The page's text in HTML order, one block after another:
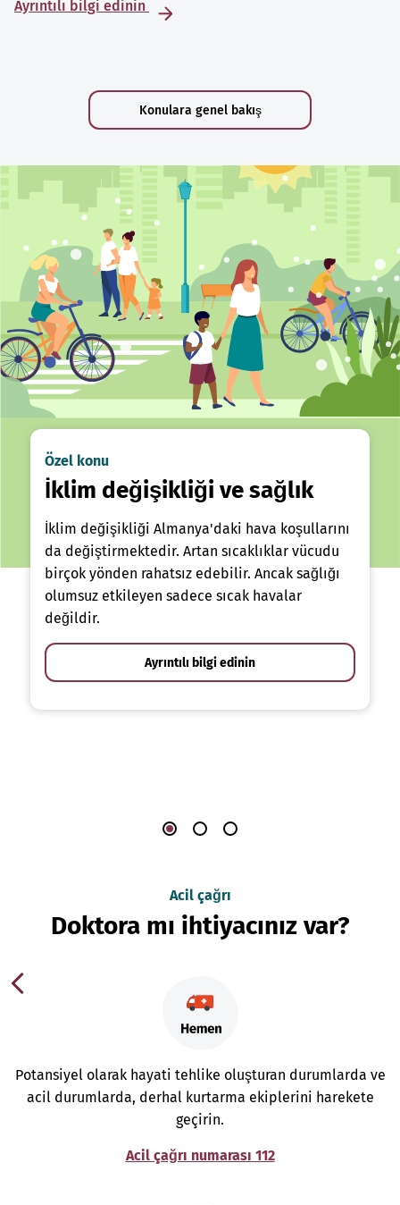
Ayrıntılı bilgi edinin
Konulara genel bakış
Özel konu
İklim değişikliği ve sağlık
İklim değişikliği Almanya'daki hava koşullarını
da değiştirmektedir. Artan sıcaklıklar vücudu
birçok yönden rahatsız edebilir. Ancak sağlığı
olumsuz etkileyen sadece sıcak havalar
değildir.
Ayrıntılı bilgi edinin
Acil çağrı
Doktora mı ihtiyacınız var?
Potansiyel olarak hayati tehlike oluşturan durumlarda ve
acil durumlarda, derhal kurtarma ekiplerini harekete
geçirin.
Acil çağrı numarası 112